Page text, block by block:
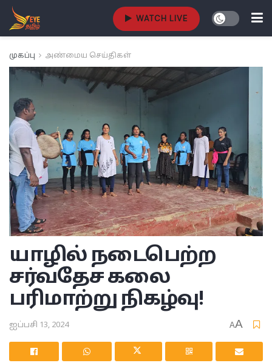
WATCH LIVE
முகப்பு அண்மைய செய்திகள்
யாழில் நடைபெற்ற
சர்வதேச கலை
பரிமாற்று நிகழ்வு!
ஐப்பசி 13, 2024 AA